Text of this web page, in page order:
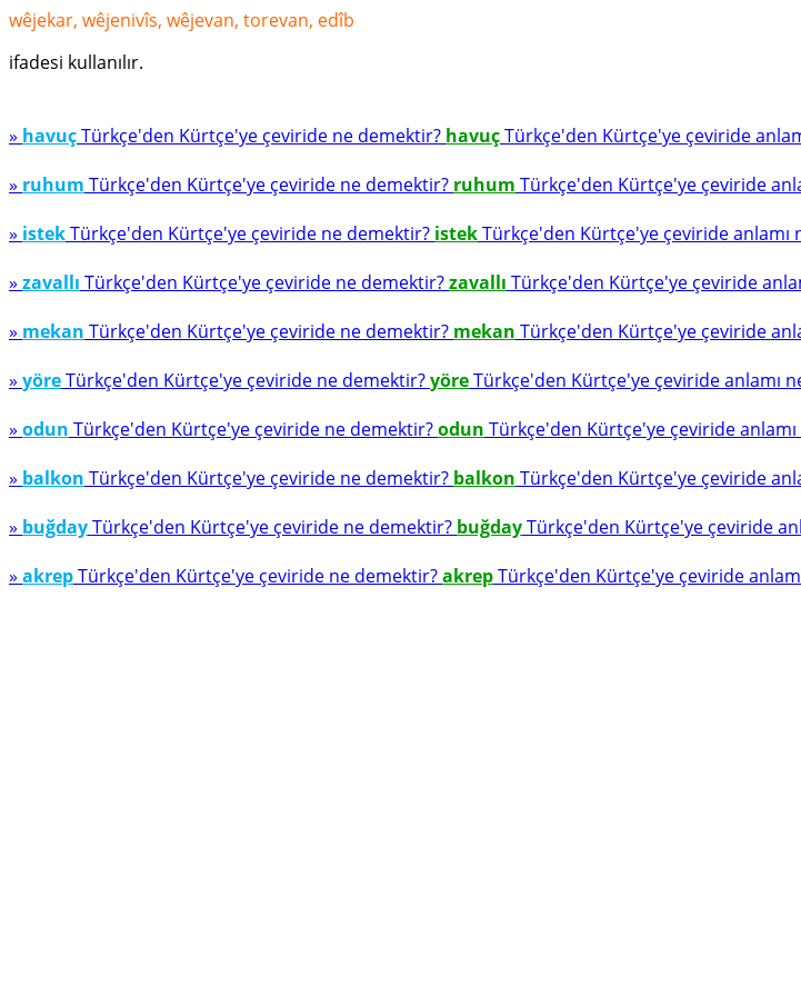
wêjekar, wêjenivîs, wêjevan, torevan, edîb
ifadesi kullanılır.
» havuçTürkçe'den Kürtçe'ye çeviride ne demektir? havuçTürkçe'den Kürtçe'ye çeviride
» ruhum Türkçe'den Kürtçe'ye çeviride ne demektir? ruhum Türkçe'den Kürtçe'ye çeviride
» istekTürkçe'den Kürtçe'ye çeviride ne demektir? istekTürkçe'den Kürtçe'ye çeviride anlamı
» zavallı Türkçe'den Kürtçe'ye çeviride ne demektir?zavallı Türkçe'den Kürtçe'ye çeviride
» mekan Türkçe'den Kürtçe'ye çeviride ne demektir? mekan Türkçe'den Kürtçe'ye çeviride
» yöreTürkçe'den Kürtçe'ye çeviride ne demektir?yöreTürkçe'den Kürtçe'ye çeviride anlamı
» odun Türkçe'den Kürtçe'ye çeviride ne demektir?odun Türkçe'den Kürtçe'ye çeviride
» balkon Türkçe'den Kürtçe'ye çeviride ne demektir? balkon Türkçe'den Kürtçe'ye çeviride
» buğdayTürkçe'den Kürtçe'ye çeviride ne demektir? buğdayTürkçe'den Kürtçe'ye çeviride
» akrepTürkçe'den Kürtçe'ye çeviride ne demektir?akrepTürkçe'den Kürtçe'ye çeviride